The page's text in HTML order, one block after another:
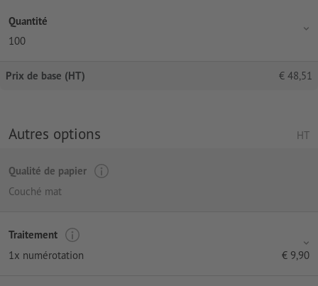
Quantité
100
Prix de base (HT) € 48,51
Autres options HT
Qualité de papier
Couché mat
Traitement
1x numérotation
€ 9,90